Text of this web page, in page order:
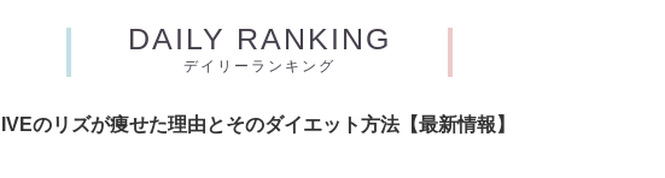
DAILY RANKING
デイリーランキング
IVEのリズが痩せた理由とそのダイエット方法【最新情報】